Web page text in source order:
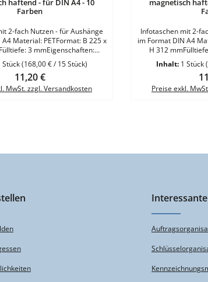
haftend - für DIN A4 - 10
Farben
2-fach Nutzen - für Aushänge
B 225 x
3 mmEigenschaften:
und adhäsiv (adhäsive Folie
DIN A4 hoch oder
- Gelb - Orange - Rot - Blau -
- Grau - Schwarz - Silber
Stück(168,00 € / 15 Stück)
Regulärer Preis:
11,20 €
MwSt. zzgl. Versandkosten
magnetisch
Infotaschen mit 2-
im Format DIN A4 Material: PETFormat: B 225 x
H 312
magnetisch und
querFarben: Weiss -
Hellgrün - Grün -
Inhalt: 1 Stück
Preise exkl.